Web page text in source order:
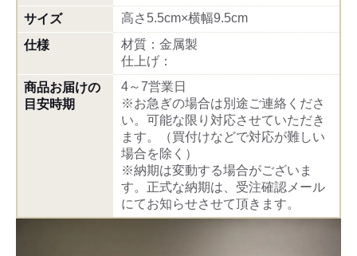
サイズ
高さ5.5cm×横幅9.5cm
仕様
材質：金属製
仕上げ：
商品お届けの
目安時期
4～7営業日
※お急ぎの場合は別途ご連絡くださ
い。可能な限り対応させていただき
ます。（買付けなどで対応が難しい
場合を除く）
※納期は変動する場合がございま
す。正式な納期は、受注確認メール
にてお知らせさせて頂きます。